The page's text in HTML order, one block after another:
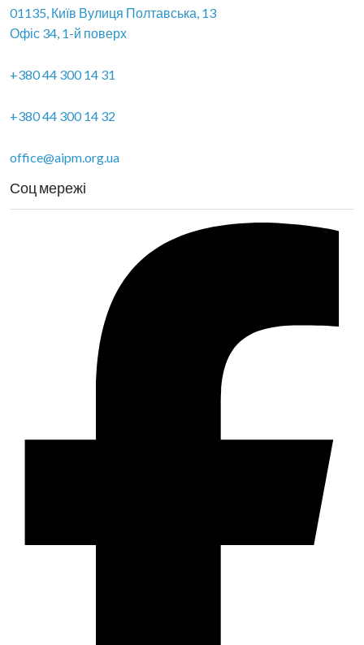
01135, Київ Вулиця Полтавська, 13
Офіс 34, 1-й поверх
+380 44 300 14 31
+380 44 300 14 32
office@aipm.org.ua
Соц мережі